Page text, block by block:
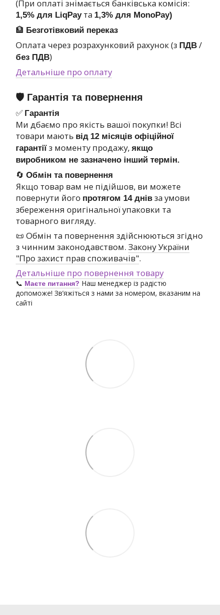
(При оплаті знімається банківська комісія:
1,5% для LiqPayта 1,3% для MonoPay)
🏦 Безготівковий переказ
Оплата через розрахунковий рахунок (з ПДВ /
без ПДВ)
Детальніше про оплату
🛡 Гарантія та повернення
✅ Гарантія
Ми дбаємо про якість вашої покупки! Всі
товари мають від 12 місяців офіційної
гарантії з моменту продажу, якщо
виробником не зазначено інший термін.
🔄 Обмін та повернення
Якщо товар вам не підійшов, ви можете
повернути його протягом 14 днів за умови
збереження оригінальної упаковки та
товарного вигляду.
📜 Обмін та повернення здійснюються згідно
з чинним законодавством. Закону України
"Про захист прав споживачів".
Детальніше про повернення товару
📞 Маєте питання? Наш менеджер із радістю
допоможе! Зв’яжіться з нами за номером, вказаним на
сайті